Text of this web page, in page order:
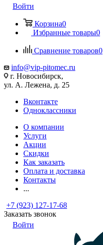
Войти
Корзина0
Избранные товары0
Сравнение товаров0
info@vip-pitomec.ru
г. Новосибирск,
ул. А. Лежена, д. 25
Вконтакте
Одноклассники
О компании
Услуги
Акции
Скидки
Как заказать
Оплата и доставка
Контакты
...
+7 (923) 127-17-68
Заказать звонок
Войти